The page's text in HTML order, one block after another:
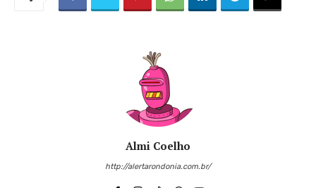
Almi Coelho
http://alertarondonia.com.br/